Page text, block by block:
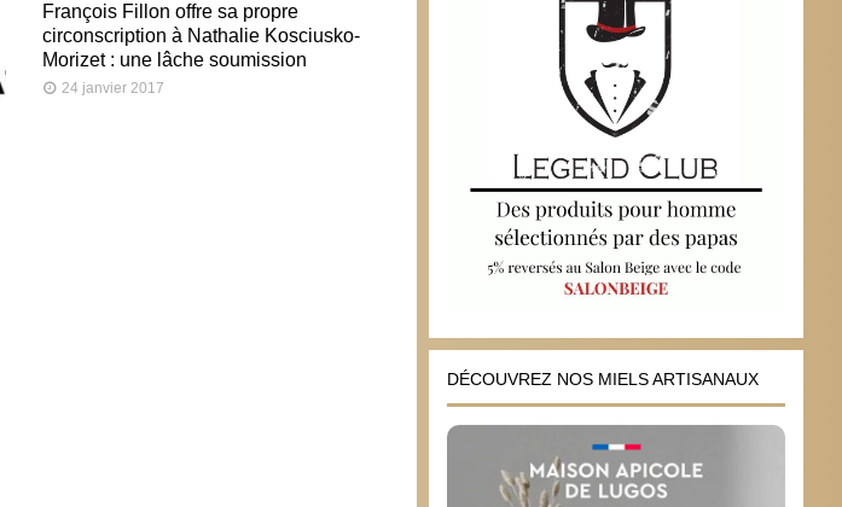
François Fillon offre sa propre
circonscription à Nathalie Kosciusko-
Morizet : une lâche soumission
24 janvier 2017
Le FN va loger à Nanterre
DÉCOUVREZ NOS MIELS ARTISANAUX